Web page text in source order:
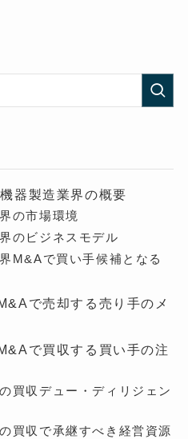
器製造業界の概要
の市場環境
のビジネスモデル
M&Aで買い手候補となる
で売却する売り手のメ
で買収する買い手の注
買収デュー・ディリジェン
買収で承継すべき経営資源